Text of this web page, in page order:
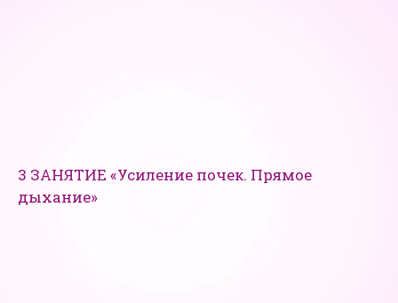
3 ЗАНЯТИЕ «Усиление почек. Прямое
дыхание»